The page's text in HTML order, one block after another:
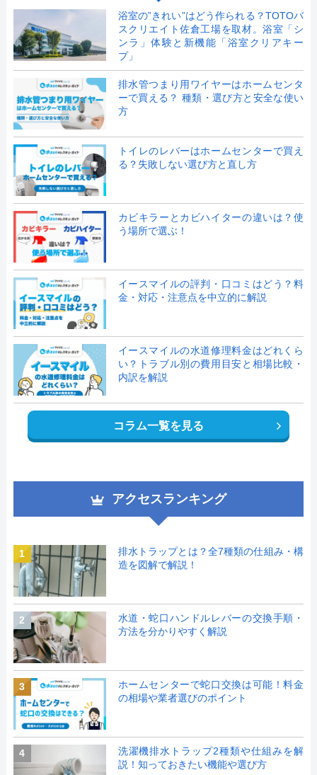
浴室の”きれい”はどう作られる？TOTOバ
スクリエイト佐倉工場を取材。浴室「シ
ンラ」体験と新機能「浴室クリアキー
プ」
排水管つまり用ワイヤーはホームセンタ
ーで買える？ 種類・選び方と安全な使い
方
トイレのレバーはホームセンターで買え
る？失敗しない選び方と直し方
カビキラーとカビハイターの違いは？使
う場所で選ぶ！
イースマイルの評判・口コミはどう？料
金・対応・注意点を中立的に解説
イースマイルの水道修理料金はどれくら
い？トラブル別の費用目安と相場比較・
内訳を解説
コラム一覧を見る
アクセスランキング
1
排水トラップとは？全7種類の仕組み・構
造を図解で解説！
2
水道・蛇口ハンドルレバーの交換手順・
方法を分かりやすく解説
3
ホームセンターで蛇口交換は可能！料金
の相場や業者選びのポイント
4
洗濯機排水トラップ2種類や仕組みを解
説！知っておきたい機能や選び方